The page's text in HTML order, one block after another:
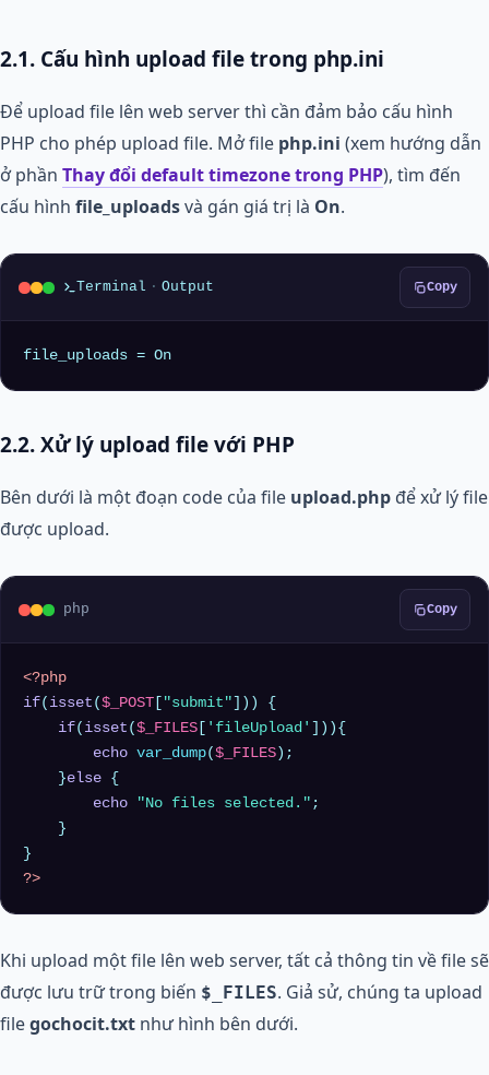
2.1. Cấu hình upload file trong php.ini
Để upload file lên web server thì cần đảm bảo cấu hình
PHP cho phép upload file. Mở file php.ini (xem hướng dẫn
ở phần Thay đổi default timezone trong PHP), tìm đến
cấu hình file_uploadsvà gán giá trị là On.
Terminal · Output Copy
file_uploads = On
2.2. Xử lý upload file với PHP
Bên dưới là một đoạn code của file upload.php để xử lý file
được upload.
php Copy
<?php
if( isset ( $_POST "submit" ])) {
if( isset ( $_FILES 'fileUpload'
])){
echo var_dump( $_FILES );
    }
else {
echo
"No files selected." ;
    }
?>
Khi upload một file lên web server, tất cả thông tin về file sẽ
được lưu trữ trong biến $_FILES. Giả sử, chúng ta upload
filegochocit.txt như hình bên dưới.